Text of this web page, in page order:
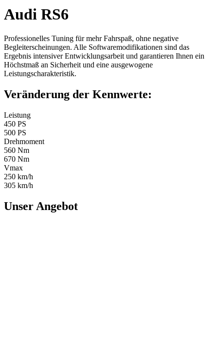
Audi RS6
Professionelles Tuning für mehr Fahrspaß, ohne negative
Begleiterscheinungen. Alle Softwaremodifikationen sind das
Ergebnis intensiver Entwicklungsarbeit und garantieren Ihnen ein
Höchstmaß an Sicherheit und eine ausgewogene
Leistungscharakteristik.
Veränderung der Kennwerte:
Leistung
450 PS
500 PS
Drehmoment
560 Nm
670 Nm
Vmax
250 km/h
305 km/h
Unser Angebot